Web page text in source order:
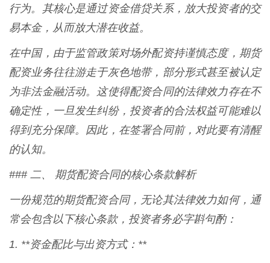
行为。其核心是通过资金借贷关系，放大投资者的交
易本金，从而放大潜在收益。
在中国，由于监管政策对场外配资持谨慎态度，期货
配资业务往往游走于灰色地带，部分形式甚至被认定
为非法金融活动。这使得配资合同的法律效力存在不
确定性，一旦发生纠纷，投资者的合法权益可能难以
得到充分保障。因此，在签署合同前，对此要有清醒
的认知。
### 二、 期货配资合同的核心条款解析
一份规范的期货配资合同，无论其法律效力如何，通
常会包含以下核心条款，投资者务必字斟句酌：
1. **资金配比与出资方式：**